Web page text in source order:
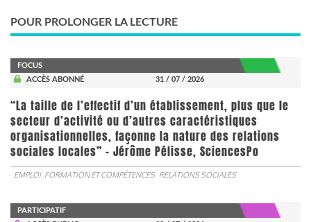
POUR PROLONGER LA LECTURE
FOCUS
ACCÈS ABONNÉ
31 / 07 / 2026
“La taille de l’effectif d’un établissement, plus que le
secteur d’activité ou d’autres caractéristiques
organisationnelles, façonne la nature des relations
sociales locales” - Jérôme Pélisse, SciencesPo
EMPLOI, FORMATION ET COMPÉTENCES RELATIONS SOCIALES
PARTICIPATIF